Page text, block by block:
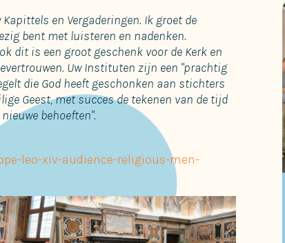
en Vergaderingen. Ik groet de
bent met luisteren en nadenken.
dit is een groot geschenk voor de Kerk en
Uw Instituten zijn een "prachtig
die God heeft geschonken aan stichters
Geest, met succes de tekenen van de tijd
behoeften".
leo-xiv-audience-religious-men-